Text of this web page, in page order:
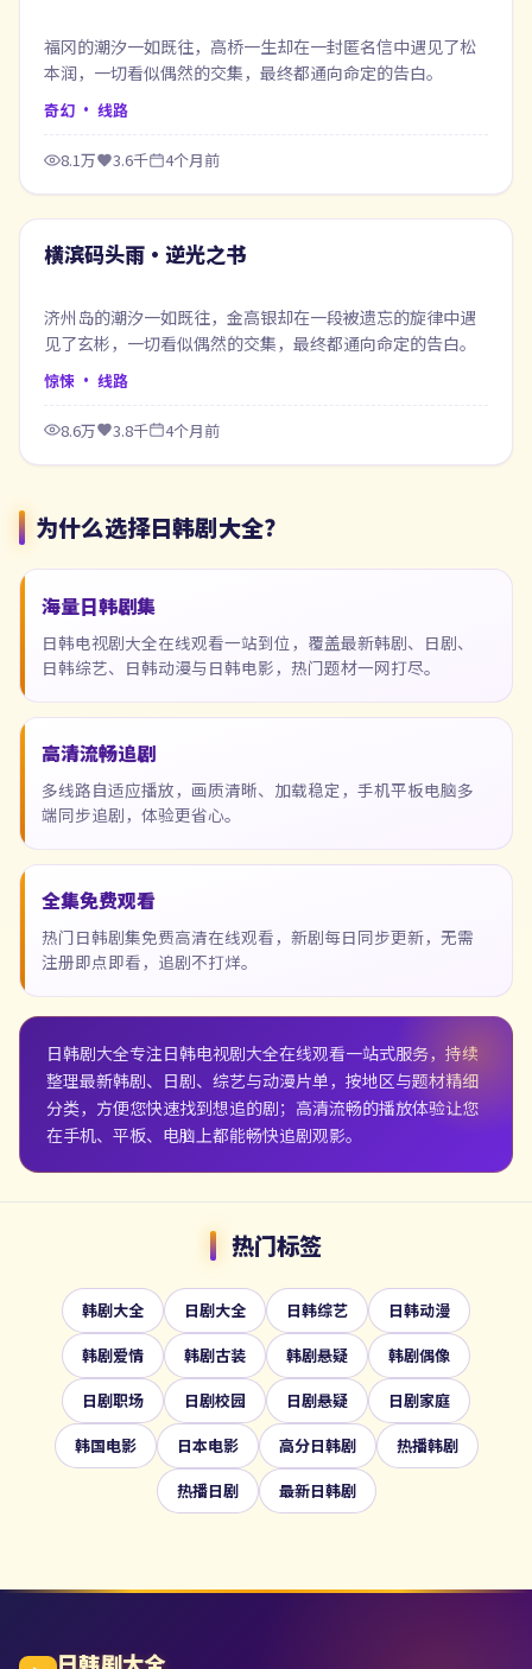
福冈的潮汐一如既往，高桥一生却在一封匿名信中遇见了松
本润，一切看似偶然的交集，最终都通向命定的告白。
奇幻 · 线路
8.1万 3.6千 4个月前
最新
横滨码头雨·逆光之书
济州岛的潮汐一如既往，金高银却在一段被遗忘的旋律中遇
见了玄彬，一切看似偶然的交集，最终都通向命定的告白。
惊悚 · 线路
8.6万 3.8千 4个月前
为什么选择日韩剧大全？
海量日韩剧集
日韩电视剧大全在线观看一站到位，覆盖最新韩剧、日剧、
日韩综艺、日韩动漫与日韩电影，热门题材一网打尽。
高清流畅追剧
多线路自适应播放，画质清晰、加载稳定，手机平板电脑多
端同步追剧，体验更省心。
全集免费观看
热门日韩剧集免费高清在线观看，新剧每日同步更新，无需
注册即点即看，追剧不打烊。
日韩剧大全专注日韩电视剧大全在线观看一站式服务，持续
整理最新韩剧、日剧、综艺与动漫片单，按地区与题材精细
分类，方便您快速找到想追的剧；高清流畅的播放体验让您
在手机、平板、电脑上都能畅快追剧观影。
热门标签
韩剧大全 日剧大全 日韩综艺
日韩动漫
韩剧爱情
韩剧古装 韩剧悬疑
韩剧偶像
日剧职场
日剧校园 日剧悬疑
日剧家庭
韩国电影
日本电影 高分日韩剧
热播韩剧
热播日剧
最新日韩剧